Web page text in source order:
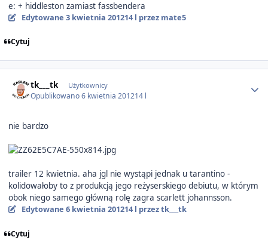
e: + hiddleston zamiast fassbendera
Edytowane 3 kwietnia 201214 l przez mate5
Cytuj
tk___tk Użytkownicy
Opublikowano6 kwietnia 201214 l
nie bardzo
trailer 12 kwietnia. aha jgl nie wystąpi jednak u tarantino -
kolidowałoby to z produkcją jego reżyserskiego debiutu, w którym
obok niego samego główną rolę zagra scarlett johannsson.
Edytowane 6 kwietnia 201214 l przez tk___tk
Cytuj